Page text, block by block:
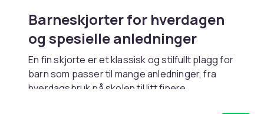
Barneskjorter for hverdagen
og spesielle anledninger
En fin skjorte er et klassisk og stilfullt plagg for
barn som passer til mange anledninger, fra
hverdagsbruk på skolen til litt finere